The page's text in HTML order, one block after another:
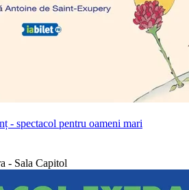
- spectacol pentru oameni mari
- Sala Capitol